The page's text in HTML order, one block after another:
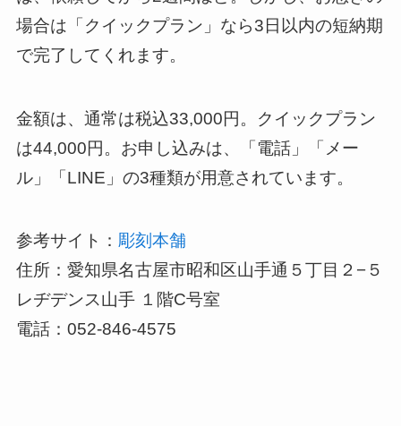
場合は「クイックプラン」なら3日以内の短納期
で完了してくれます。
金額は、通常は税込33,000円。クイックプラン
は44,000円。お申し込みは、「電話」「メー
ル」「LINE」の3種類が用意されています。
参考サイト： 彫刻本舗
住所：愛知県名古屋市昭和区山手通５丁目２−５
レヂデンス山手 １階C号室
電話：052-846-4575